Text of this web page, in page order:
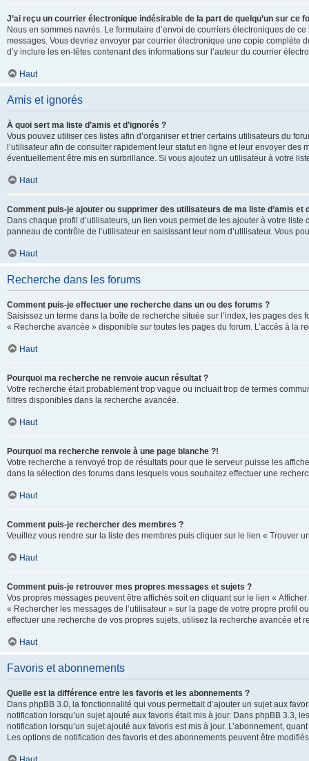
J’ai reçu un courrier électronique indésirable de la part de quelqu’un sur ce
Nous en sommes navrés. Le formulaire d’envoi de courriers électroniques de
messages. Vous devriez envoyer par courrier électronique une copie complète
d’y inclure les en-têtes contenant des informations sur l’auteur du courrier
Haut
Amis et ignorés
À quoi sert ma liste d’amis et d’ignorés ?
Vous pouvez utiliser ces listes afin d’organiser et trier certains utilisateurs du
l’utilisateur afin de consulter rapidement leur statut en ligne et leur envoyer
éventuellement être mis en surbrillance. Si vous ajoutez un utilisateur à votre
Haut
Comment puis-je ajouter ou supprimer des utilisateurs de ma liste d’amis et
Dans chaque profil d’utilisateurs, un lien vous permet de les ajouter à votre
panneau de contrôle de l’utilisateur en saisissant leur nom d’utilisateur. Vous
Haut
Recherche dans les forums
Comment puis-je effectuer une recherche dans un ou des forums ?
Saisissez un terme dans la boîte de recherche située sur l’index, les pages
« Recherche avancée » disponible sur toutes les pages du forum. L’accès à la
Haut
Pourquoi ma recherche ne renvoie aucun résultat ?
Votre recherche était probablement trop vague ou incluait trop de termes
filtres disponibles dans la recherche avancée.
Haut
Pourquoi ma recherche renvoie à une page blanche ?!
Votre recherche a renvoyé trop de résultats pour que le serveur puisse les
dans la sélection des forums dans lesquels vous souhaitez effectuer une
Haut
Comment puis-je rechercher des membres ?
Veuillez vous rendre sur la liste des membres puis cliquer sur le lien « Trouver
Haut
Comment puis-je retrouver mes propres messages et sujets ?
Vos propres messages peuvent être affichés soit en cliquant sur le lien «
« Rechercher les messages de l’utilisateur » sur la page de votre propre profil
effectuer une recherche de vos propres sujets, utilisez la recherche avancée
Haut
Favoris et abonnements
Quelle est la différence entre les favoris et les abonnements ?
Dans phpBB 3.0, la fonctionnalité qui vous permettait d’ajouter un sujet aux
notification lorsqu’un sujet ajouté aux favoris était mis à jour. Dans phpBB 3.3,
notification lorsqu’un sujet ajouté aux favoris est mis à jour. L’abonnement,
Les options de notification des favoris et des abonnements peuvent être